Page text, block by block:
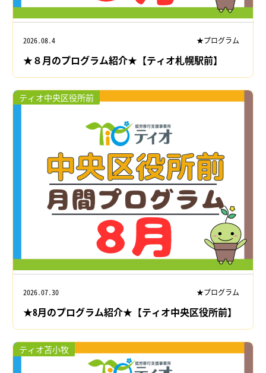
2026.08.4 ★プログラム
★８月のプログラム紹介★【ティオ札幌駅前】
ティオ中央区役所前
2026.07.30 ★プログラム
★8月のプログラム紹介★【ティオ中央区役所前】
ティオ苫小牧